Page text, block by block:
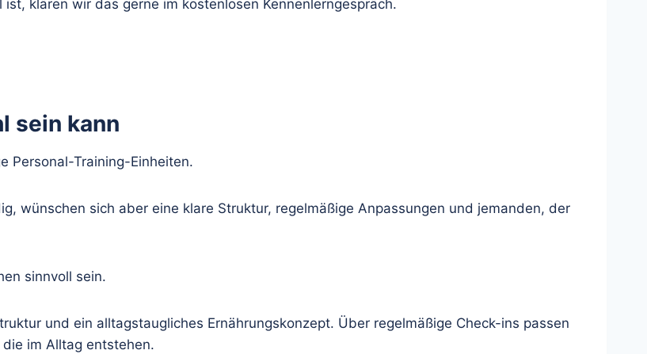
klären wir das gerne im kostenlosen Kennenlerngespräch.
sein kann
Personal-Training-Einheiten.
wünschen sich aber eine klare Struktur, regelmäßige Anpassungen und jemanden, der
sinnvoll sein.
und ein alltagstaugliches Ernährungskonzept. Über regelmäßige Check-ins passen
im Alltag entstehen.